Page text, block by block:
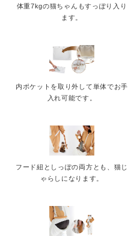
体重7kgの猫ちゃんもすっぽり入り
ます。
内ポケットを取り外して単体でお手
入れ可能です。
フード紐としっぽの両方とも、猫じ
ゃらしになります。